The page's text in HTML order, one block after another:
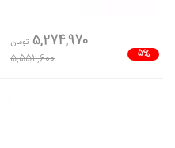
5%
5,274,970 تومان
5,552,600